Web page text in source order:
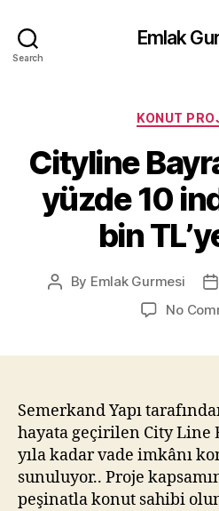
Search
Emlak
KONUT
Cityline
yüzde 10
bin
Post
By Emlak Gurmesi
No
Semerkand Yapı
hayata geçirilen City Line
yıla kadar vade imkânı
sunuluyor.. Proje
peşinatla konut sahibi